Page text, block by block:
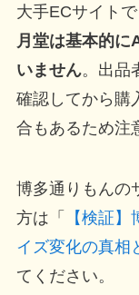
大手ECサイト
月堂は基本的
いません。出品
確認してから購
合もあるため注
博多通りもんの
方は「
【検証
イズ変化の真相
てください。